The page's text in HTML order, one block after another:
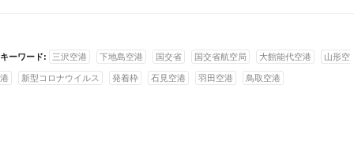
キーワード: 三沢空港 下地島空港 国交省 国交省航空局 大館能代空港 山形空
港 新型コロナウイルス 発着枠 石見空港 羽田空港 鳥取空港